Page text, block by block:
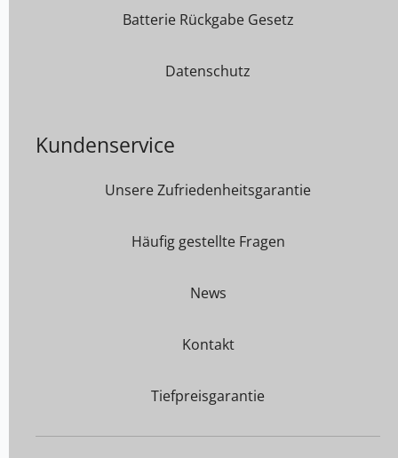
Batterie Rückgabe Gesetz
Datenschutz
Kundenservice
Unsere Zufriedenheitsgarantie
Häufig gestellte Fragen
News
Kontakt
Tiefpreisgarantie